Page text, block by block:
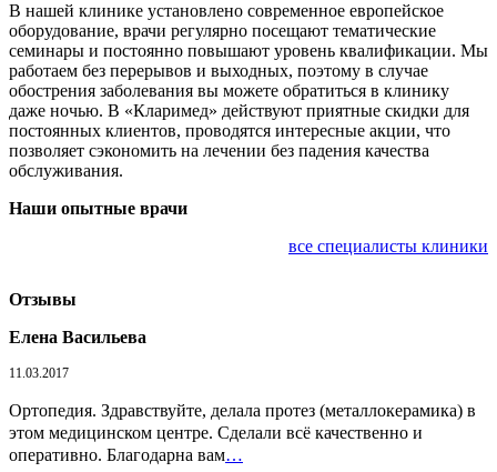
В нашей клинике установлено современное европейское
оборудование, врачи регулярно посещают тематические
семинары и постоянно повышают уровень квалификации. Мы
работаем без перерывов и выходных, поэтому в случае
обострения заболевания вы можете обратиться в клинику
даже ночью. В «Кларимед» действуют приятные скидки для
постоянных клиентов, проводятся интересные акции, что
позволяет сэкономить на лечении без падения качества
обслуживания.
Наши опытные врачи
все специалисты клиники
Отзывы
Елена Васильева
11.03.2017
Ортопедия. Здравствуйте, делала протез (металлокерамика) в
этом медицинском центре. Сделали всё качественно и
оперативно. Благодарна вам…